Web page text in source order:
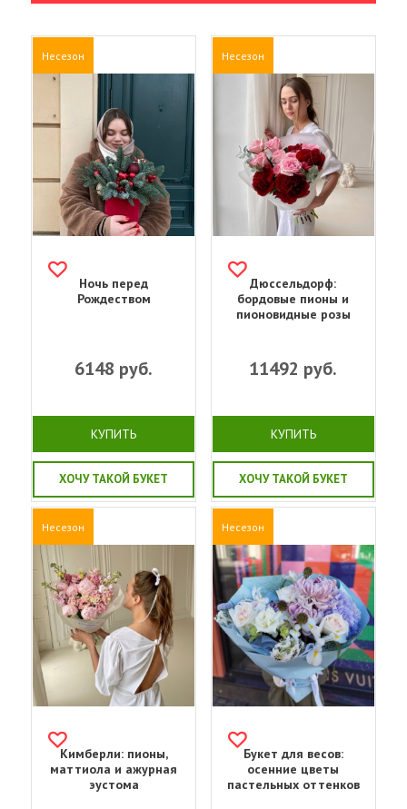
Несезон
Ночь перед
Рождеством
6148 руб.
КУПИТЬ
ХОЧУ ТАКОЙ БУКЕТ
Несезон
Дюссельдорф:
бордовые пионы и
пионовидные розы
11492 руб.
КУПИТЬ
ХОЧУ ТАКОЙ БУКЕТ
Несезон
Кимберли: пионы,
маттиола и ажурная
эустома
Несезон
Букет для весов:
осенние цветы
пастельных оттенков